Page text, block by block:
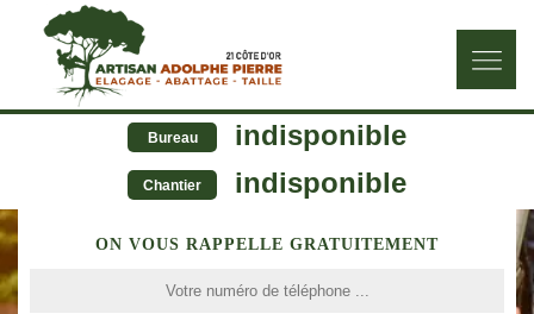
Bureau indisponible
Chantier indisponible
ON VOUS RAPPELLE GRATUITEMENT